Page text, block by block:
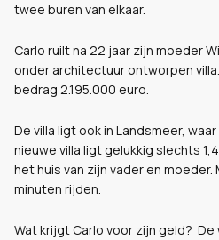
twee buren van elkaar.
Carlo ruilt na 22 jaar zijn moeder
onder architectuur ontworpen
bedrag 2.195.000 euro.
De villa ligt ook in Landsmeer,
nieuwe villa ligt gelukkig slechts
het huis van zijn vader en
minuten rijden.
Wat krijgt Carlo voor zijn geld? De